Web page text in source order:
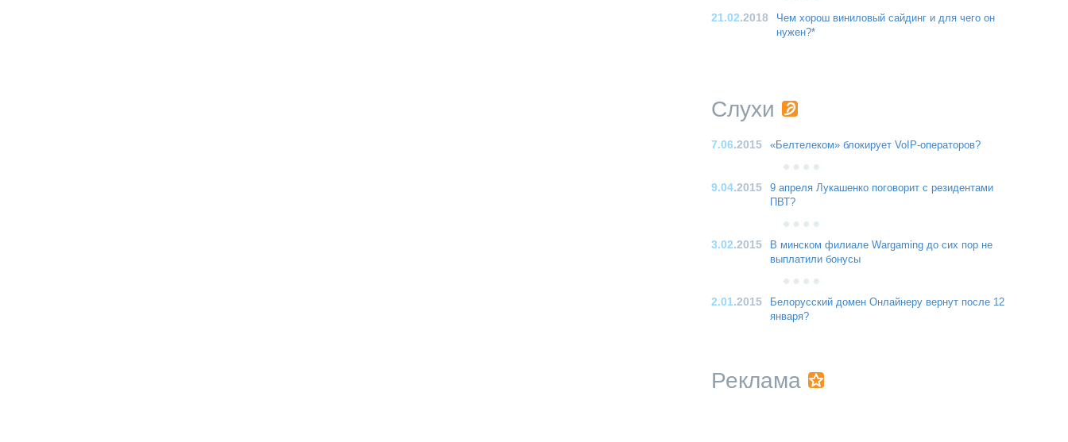
21.02.2018
Чем хорош виниловый сайдинг и для чего он
нужен?*
Слухи
7.06.2015 «Белтелеком» блокирует VoIP-операторов?
9.04.2015
9 апреля Лукашенко поговорит с резидентами
ПВТ?
3.02.2015
В минском филиале Wargaming до сих пор не
выплатили бонусы
2.01.2015
Белорусский домен Онлайнеру вернут после 12
января?
Реклама